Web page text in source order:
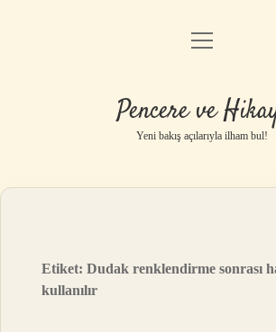
Anasayfa
Yasal Uyarı
menüyü
Pencere ve
Yeni bakış açılarıyla ilham bul!
Etiket:Dudak renklendirme sonrası
kullanılır